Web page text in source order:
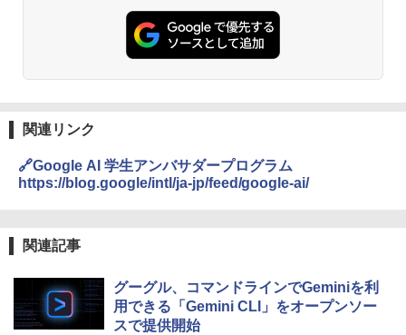
関連リンク
🔗Google AI 学生アンバサダープログラム
https://blog.google/intl/ja-jp/feed/google-ai/
関連記事
グーグル、コマンドラインでGeminiを利
用できる「Gemini CLI」をオープンソー
スで提供開始